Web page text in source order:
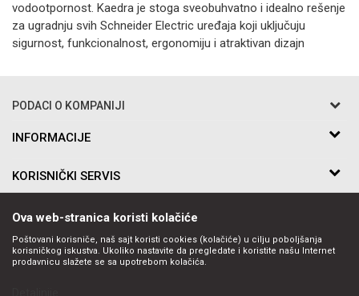
vodootpornost. Kaedra je stoga sveobuhvatno i idealno rešenje
za ugradnju svih Schneider Electric uređaja koji uključuju
sigurnost, funkcionalnost, ergonomiju i atraktivan dizajn
PODACI O KOMPANIJI
Razo DOO
Bakarska br.5
Telefon:
Email:
office@razo.co.rs
INFORMACIJE
KORISNIČKI SERVIS
Politika privatnosti
Kako kupiti
Načini plaćanja
PRATITE NAS
Ova web-stranica koristi kolačiće
Poštovani korisniče, naš sajt koristi cookies (kolačiće) u cilju poboljšanja
korisničkog iskustva. Ukoliko nastavite da pregledate i koristite našu Internet
prodavnicu slažete se sa upotrebom kolačića.